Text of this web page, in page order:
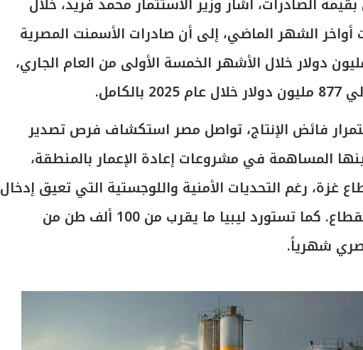
الشهر الماضي، إلى أن صادرات الأسمنت المصرية
355 مليون دولار خلال الأشهر الخمسة الأولى من العام الجاري،
فائض الإنتاج، تواصل مصر استكشاف فرص تصدير
المساهمة في مشروعات إعادة الإعمار بالمنطقة،
غزة، رغم التحديات الأمنية واللوجستية التي تعيق إدخال
المواد إلى القطاع. كما تستورد ليبيا ما يقرب من 100 ألف طن من
شهرياً.